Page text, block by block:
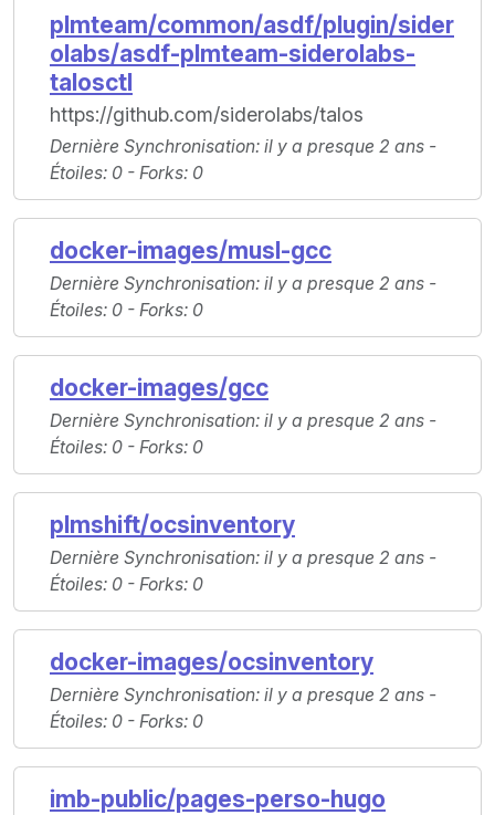
plmteam/common/asdf/plugin/sider
olabs/asdf-plmteam-siderolabs-
talosctl
https://github.com/siderolabs/talos
Dernière Synchronisation: il y a presque 2 ans -
Étoiles: 0 - Forks: 0
docker-images/musl-gcc
Dernière Synchronisation: il y a presque 2 ans -
Étoiles: 0 - Forks: 0
docker-images/gcc
Dernière Synchronisation: il y a presque 2 ans -
Étoiles: 0 - Forks: 0
plmshift/ocsinventory
Dernière Synchronisation: il y a presque 2 ans -
Étoiles: 0 - Forks: 0
docker-images/ocsinventory
Dernière Synchronisation: il y a presque 2 ans -
Étoiles: 0 - Forks: 0
imb-public/pages-perso-hugo